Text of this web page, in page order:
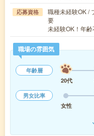
応募資格
職種未経験OK /
要
未経験OK！年
職場の雰囲気
年齢層
20代
男女比率
女性